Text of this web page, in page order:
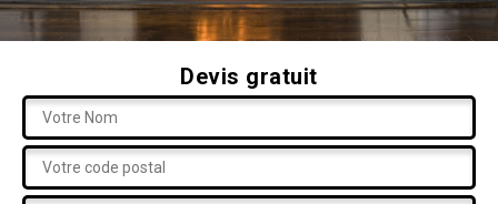
Devis gratuit